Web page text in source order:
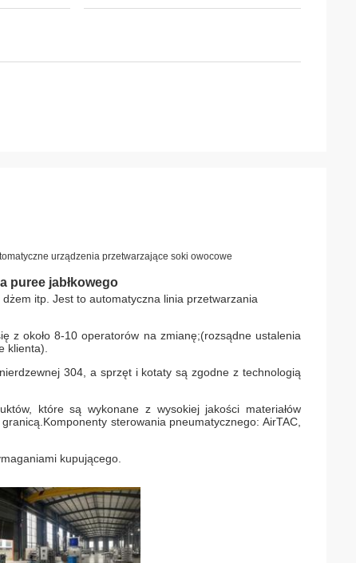
urządzenia przetwarzające soki owocowe
puree jabłkowego
itp. Jest to automatyczna linia przetwarzania
z około 8-10 operatorów na zmianę;(rozsądne ustalenia
klienta).
304, a sprzęt i kotaty są zgodne z technologią
które są wykonane z wysokiej jakości materiałów
sterowania pneumatycznego: AirTAC,
kupującego.